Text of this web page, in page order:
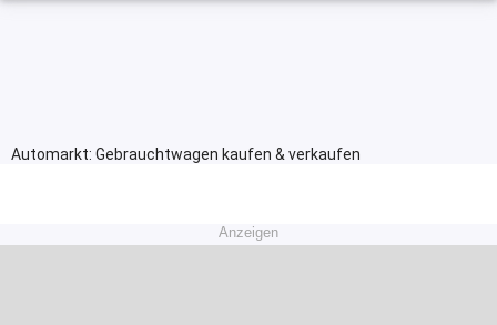
Automarkt: Gebrauchtwagen kaufen & verkaufen
Anzeigen